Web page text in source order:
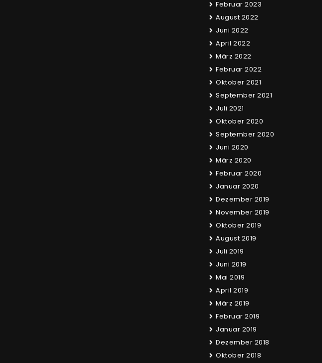
Februar 2023
August 2022
Juni 2022
April 2022
März 2022
Februar 2022
Oktober 2021
September 2021
Juli 2021
Oktober 2020
September 2020
Juni 2020
März 2020
Februar 2020
Januar 2020
Dezember 2019
November 2019
Oktober 2019
August 2019
Juli 2019
Juni 2019
Mai 2019
April 2019
März 2019
Februar 2019
Januar 2019
Dezember 2018
Oktober 2018